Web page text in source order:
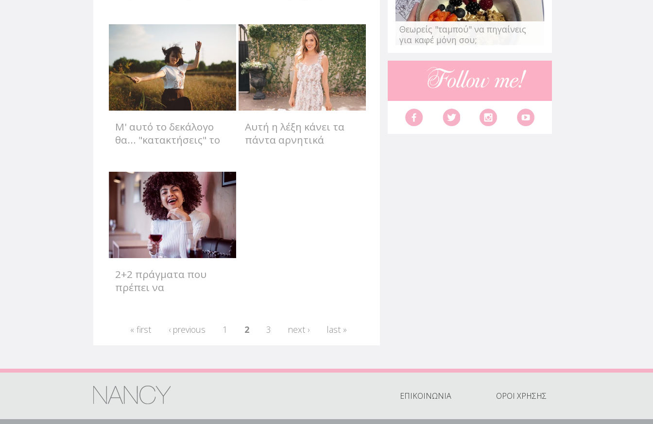
Μ' αυτό το δεκάλογο
θα... "κατακτήσεις" το
Αυτή η λέξη κάνει τα
πάντα αρνητικά
2+2 πράγματα που
πρέπει να
« first ‹ previous 1 2 3 next › last »
Θεωρείς "ταμπού" να πηγαίνεις
για καφέ μόνη σου;
ΕΠΙΚΟΙΝΩΝΙΑ ΟΡΟΙ ΧΡΗΣΗΣ